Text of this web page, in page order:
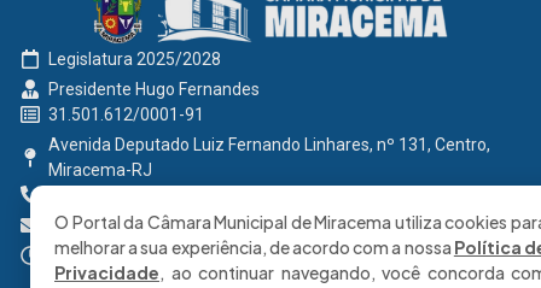
Legislatura 2025/2028
Presidente Hugo Fernandes
31.501.612/0001-91
Avenida Deputado Luiz Fernando Linhares, nº 131, Centro,
Miracema-RJ
secretaria@cmmiracema.rj.gov.br
Segunda à Sexta: 08:00 às 17:00 hrs
O Portal da Câmara Municipal de Miracema utiliza cookies
melhorar a sua experiência, de acordo com a nossa Política
Privacidade, ao continuar navegando, você concorda